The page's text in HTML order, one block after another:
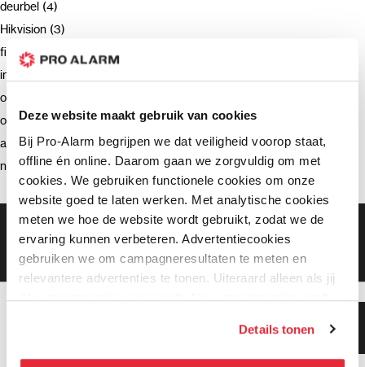
Deze website maakt gebruik van cookies
Bij Pro-Alarm begrijpen we dat veiligheid voorop staat,
offline én online. Daarom gaan we zorgvuldig om met
cookies. We gebruiken functionele cookies om onze
website goed te laten werken. Met analytische cookies
meten we hoe de website wordt gebruikt, zodat we de
ervaring kunnen verbeteren. Advertentiecookies
gebruiken we om campagneresultaten te meten en
relevantere advertenties te tonen. Uiteraard alleen als jij
daar toestemming voor geeft. Als je toestemming geeft,
kunnen deze gegevens combineren met informatie die zij
hebben verzameld via het gebruik van hun diensten. Je
Details tonen
deurbel (4)
Hikvision (3)
firmware (3)
installatie (2)
ondersteuning (2)
opnemen (2)
advies (2)
netwerkrecorder (2)
Gratis bezorging vanaf €99,-
Gratis retourneren binnen 90 dagen*
Klanten geven ons een 9.3 gemiddeld
gemiddeld!